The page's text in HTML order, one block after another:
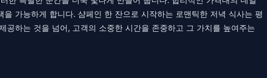
가능하게 합니다. 샴페인 한 잔으로 시작하는 로맨틱한 저녁 식사는 평
하는 것을 넘어, 고객의 소중한 시간을 존중하고 그 가치를 높여주는